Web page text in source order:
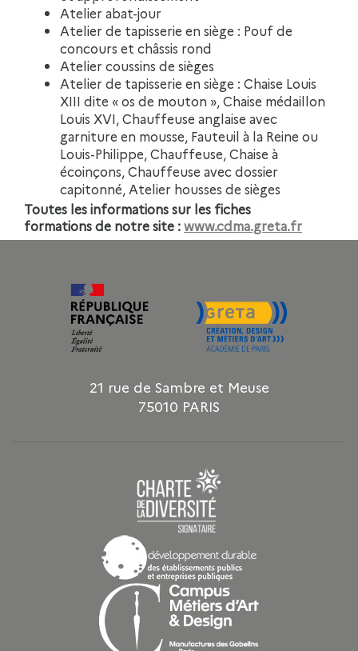
Atelier abat-jour
Atelier de tapisserie en siège : Pouf de
concours et châssis rond
Atelier coussins de sièges
Atelier de tapisserie en siège : Chaise Louis
XIII dite « os de mouton », Chaise médaillon
Louis XVI, Chauffeuse anglaise avec
garniture en mousse, Fauteuil à la Reine ou
Louis-Philippe, Chauffeuse, Chaise à
écoinçons, Chauffeuse avec dossier
capitonné, Atelier housses de sièges
Toutes les informations sur les fiches
formations de notre site :www.cdma.greta.fr
21 rue de Sambre et Meuse
75010 PARIS